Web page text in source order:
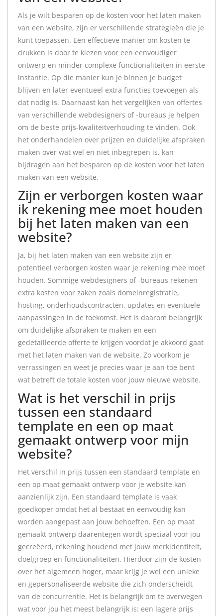
Als je wilt besparen op de kosten voor het laten maken
van een website, zijn er verschillende strategieën die je
kunt toepassen. Een effectieve manier om kosten te
drukken is door te kiezen voor een eenvoudiger
ontwerp en minder complexe functionaliteiten in eerste
instantie. Op die manier kun je binnen je budget
blijven en later eventueel extra functies toevoegen als
dat nodig is. Daarnaast kan het vergelijken van offertes
van verschillende webdesigners of -bureaus je helpen
om de beste prijs-kwaliteitverhouding te vinden. Ook
het onderhandelen over prijzen en duidelijke afspraken
maken over wat wel en niet inbegrepen is, kan
bijdragen aan het besparen op de kosten voor het laten
maken van een website.
Zijn er verborgen kosten waar
ik rekening mee moet houden
bij het laten maken van een
website?
Ja, bij het laten maken van een website zijn er
potentieel verborgen kosten waar je rekening mee moet
houden. Sommige webdesigners of -bureaus rekenen
extra kosten voor zaken zoals domeinregistratie,
hosting, onderhoudscontracten, updates en eventuele
aanpassingen in de toekomst. Het is daarom belangrijk
om duidelijke afspraken te maken en een
gedetailleerde offerte te krijgen voordat je akkoord gaat
met het laten maken van de website. Zo voorkom je
verrassingen en weet je precies waar je aan toe bent
wat betreft de totale kosten voor jouw nieuwe website.
Wat is het verschil in prijs
tussen een standaard
template en een op maat
gemaakt ontwerp voor mijn
website?
Het verschil in prijs tussen een standaard template en
een op maat gemaakt ontwerp voor je website kan
aanzienlijk zijn. Een standaard template is vaak
goedkoper omdat het al bestaat en eenvoudig kan
worden aangepast aan jouw behoeften. Een op maat
gemaakt ontwerp daarentegen wordt speciaal voor jou
gecreëerd, rekening houdend met jouw merkidentiteit,
doelgroep en functionaliteiten. Hierdoor zijn de kosten
over het algemeen hoger, maar krijg je wel een unieke
en gepersonaliseerde website die zich onderscheidt
van de concurrentie. Het is belangrijk om te overwegen
wat voor jou het meest belangrijk is: een lagere prijs